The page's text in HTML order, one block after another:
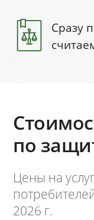
Сразу
по
Цены на
2026 г.